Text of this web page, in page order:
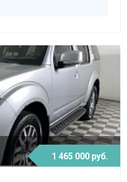
1 465 000 руб.